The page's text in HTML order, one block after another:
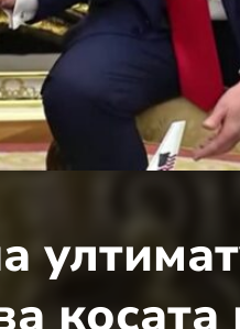
косата